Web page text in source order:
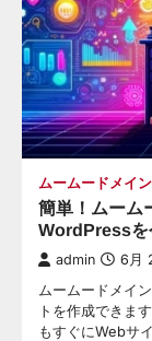
ムームードメイン
簡単！ムーム
WordPressを
admin 6月
ムームードメイ
トを作成できま
もすぐにWebサ